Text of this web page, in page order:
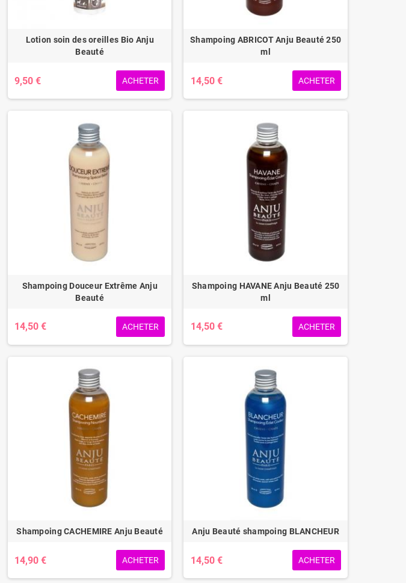
Lotion soin des oreilles Bio Anju
Beauté
9,50 € ACHETER
Shampoing ABRICOT Anju Beauté 250
ml
14,50 € ACHETER
Shampoing Douceur Extrême Anju
Beauté
14,50 € ACHETER
Shampoing HAVANE Anju Beauté 250
ml
14,50 € ACHETER
Shampoing CACHEMIRE Anju Beauté
14,90 € ACHETER
Anju Beauté shampoing BLANCHEUR
14,50 € ACHETER